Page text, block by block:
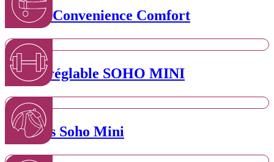
Collier Convenience Comfort
Laisse réglable SOHO MINI
Harnais Soho Mini